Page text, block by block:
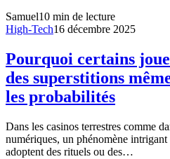
Samuel10 min de lecture
High-Tech16 décembre 2025
Pourquoi certains
des superstitions
les probabilités
Dans les casinos terrestres comme
numériques, un phénomène
adoptent des rituels ou des…